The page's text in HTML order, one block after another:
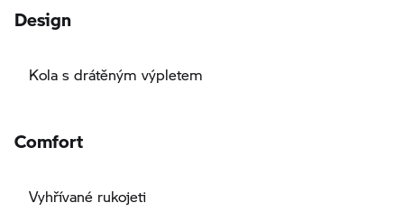
Design
Kola s drátěným výpletem
Comfort
Vyhřívané rukojeti